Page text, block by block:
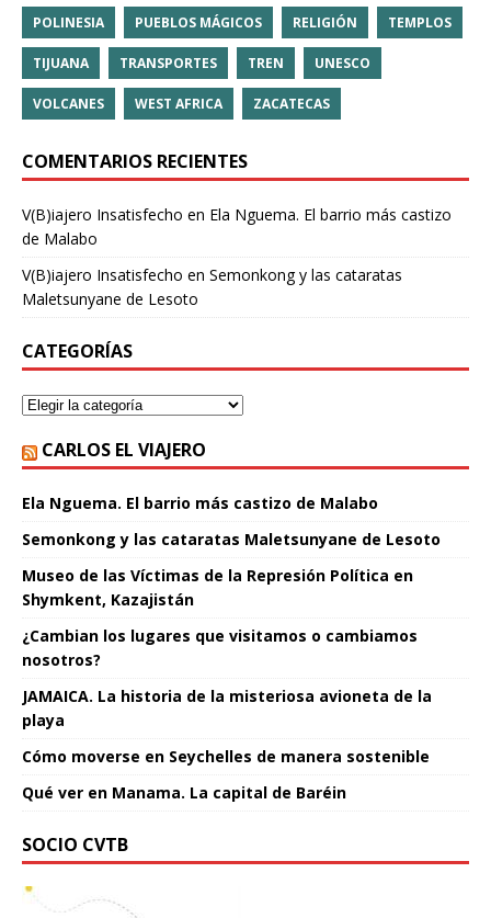
POLINESIA PUEBLOS MÁGICOS RELIGIÓN TEMPLOS
TIJUANA TRANSPORTES TREN UNESCO
VOLCANES WEST AFRICA ZACATECAS
COMENTARIOS RECIENTES
V(B)iajero Insatisfecho en Ela Nguema. El barrio más castizo
de Malabo
V(B)iajero Insatisfecho en Semonkong y las cataratas
Maletsunyane de Lesoto
CATEGORÍAS
CARLOS EL VIAJERO
Ela Nguema. El barrio más castizo de Malabo
Semonkong y las cataratas Maletsunyane de Lesoto
Museo de las Víctimas de la Represión Política en
Shymkent, Kazajistán
¿Cambian los lugares que visitamos o cambiamos
nosotros?
JAMAICA. La historia de la misteriosa avioneta de la
playa
Cómo moverse en Seychelles de manera sostenible
Qué ver en Manama. La capital de Baréin
SOCIO CVTB